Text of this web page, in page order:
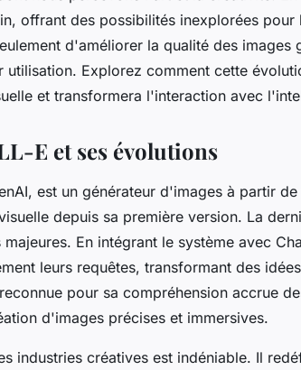
offrant des possibilités inexplorées pour
d'améliorer la qualité des images
utilisation. Explorez comment cette
et transformera l'interaction avec
E et ses évolutions
est un générateur d'images à partir
depuis sa première version. La
En intégrant le système avec
leurs requêtes, transformant des
pour sa compréhension accrue
d'images précises et immersives.
industries créatives est indéniable. Il